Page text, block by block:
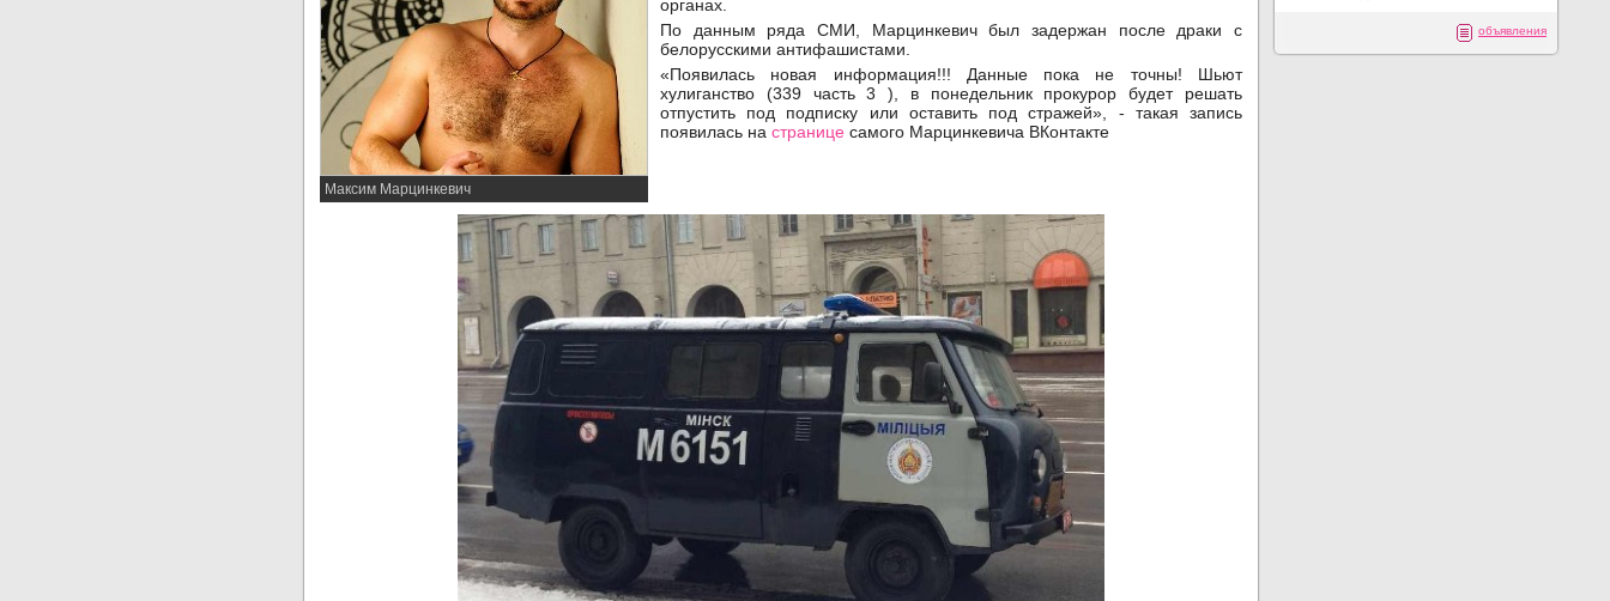
Максим Марцинкевич
органах.
По данным ряда СМИ, Марцинкевич был задержан после драки с
белорусскими антифашистами.
«Появилась новая информация!!! Данные пока не точны! Шьют
хулиганство (339 часть 3 ), в понедельник прокурор будет решать
отпустить под подписку или оставить под стражей», - такая запись
появилась на странице самого Марцинкевича ВКонтакте
объявления